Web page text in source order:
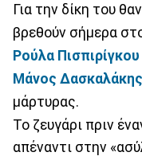
Για την δίκη του
βρεθούν σήμερα
Ρούλα Πισπιρίγκου
Μάνος Δασκαλάκης
μάρτυρας.
Το ζευγάρι πριν
απέναντι στην